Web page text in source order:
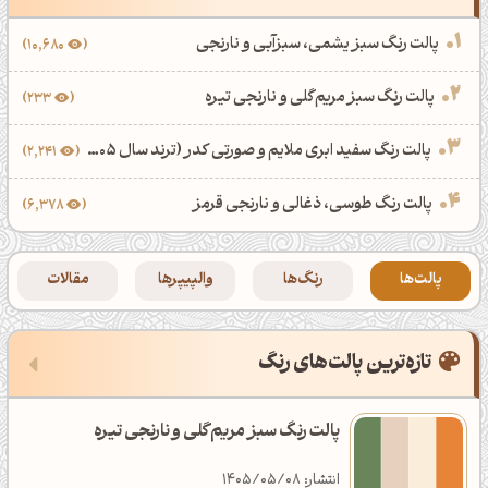
رندر رئال
رندر سورئال
ادوبی ایلوستریتور 9
سبک ماندالا
خلاقانه
پترن
ادوبی افترافکتس 8
ویدئو تایم لپس
انیمیشن خلاقانه
پالت رنگ طلایی
پالت رنگ فصل‌ها 48
پالت رنگ فصل بهار
پالت رنگ فصل پاییز
پالت رنگ فصل تابستان
پالت رنگ فصل زمستان
پالت رنگ میوه و خوراکی 39
پالت رنگ هندوانه
پالت رنگ زرشکی
والپیپر برنامه نویسی 3
والپیپر خاص 32
والپیپر میوه 2
والپیپر استوک پرچمداران 6
والپیپر ماشین و موتور 2
والپیپر بازی و انیمیشن 7
پالت رنگ سبز یشمی، سبزآبی و نارنجی
پالت رنگ سبز مریم‌گلی و نارنجی تیره
پالت رنگ سفید ابری ملایم و صورتی کدر (ترند سال 1405)
پالت رنگ طوسی، ذغالی و نارنجی قرمز 6,378
پالت‌ها رنگ‌ها والپیپرها مقالات
‌تازه‌ترین پالت‌های رنگ
پالت رنگ سبز مریم‌گلی و نارنجی تیره
انتشار: 1405/05/08